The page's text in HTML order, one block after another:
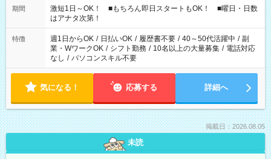
期間
激短1日～OK！ ■もちろん即日スタートもOK！ ■曜日・日数
はアナタ次第！
特徴 週1日からOK / 日払いOK / 履歴書不要 / 40～50代活躍中 / 副
業・WワークOK / シフト勤務 / 10名以上の大量募集 / 電話対応
なし / パソコンスキル不要
気になる！ 応募する 詳細へ
掲載日：2026.08.05
未読